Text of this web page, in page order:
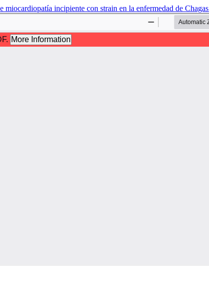
miocardiopatía incipiente con strain en la enfermedad de Chagas